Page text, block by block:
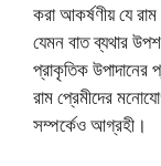
করা আকর্ষণীয় যে
যেমন বাত ব্যথার
প্রাকৃতিক উপাদানের
রাম প্রেমীদের
সম্পর্কেও আগ্রহী।